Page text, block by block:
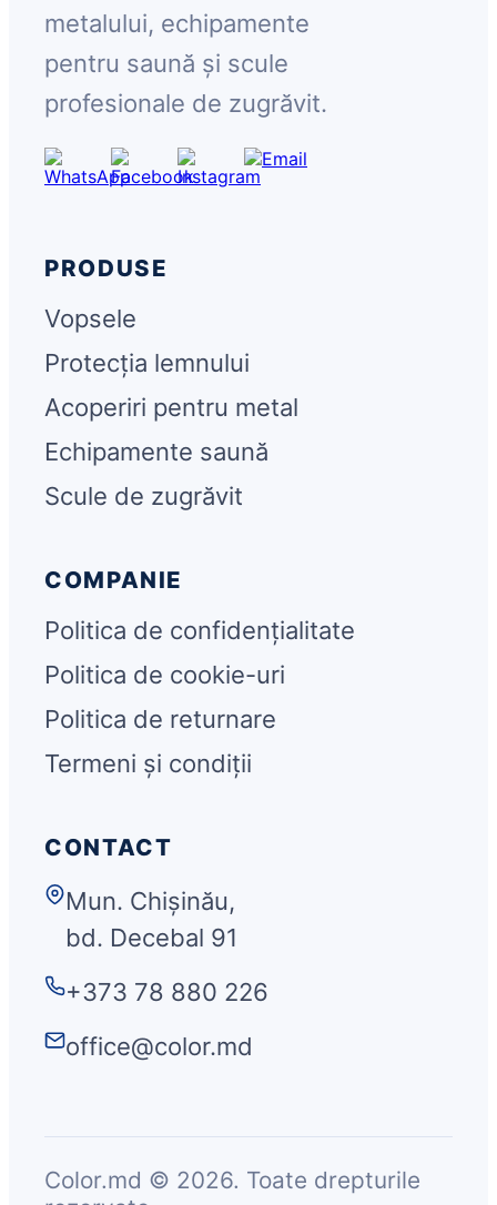
metalului, echipamente
pentru saună și scule
profesionale de zugrăvit.
PRODUSE
Vopsele
Protecția lemnului
Acoperiri pentru metal
Echipamente saună
Scule de zugrăvit
COMPANIE
Politica de confidențialitate
Politica de cookie-uri
Politica de returnare
Termeni și condiții
CONTACT
Mun. Chișinău,
bd. Decebal 91
+373 78 880 226
office@color.md
Color.md © 2026. Toate drepturile